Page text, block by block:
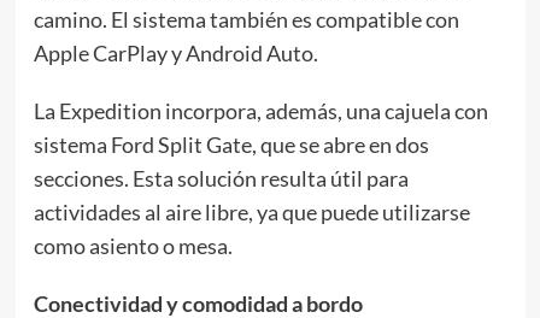
camino. El sistema también es compatible con
Apple CarPlay y Android Auto.
La Expedition incorpora, además, una cajuela con
sistema Ford Split Gate, que se abre en dos
secciones. Esta solución resulta útil para
actividades al aire libre, ya que puede utilizarse
como asiento o mesa.
Conectividad y comodidad a bordo